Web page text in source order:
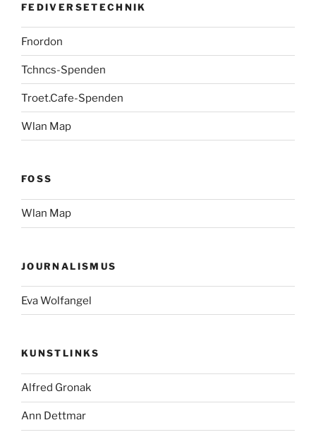
FEDIVERSETECHNIK
Fnordon
Tchncs-Spenden
Troet.Cafe-Spenden
Wlan Map
FOSS
Wlan Map
JOURNALISMUS
Eva Wolfangel
KUNSTLINKS
Alfred Gronak
Ann Dettmar